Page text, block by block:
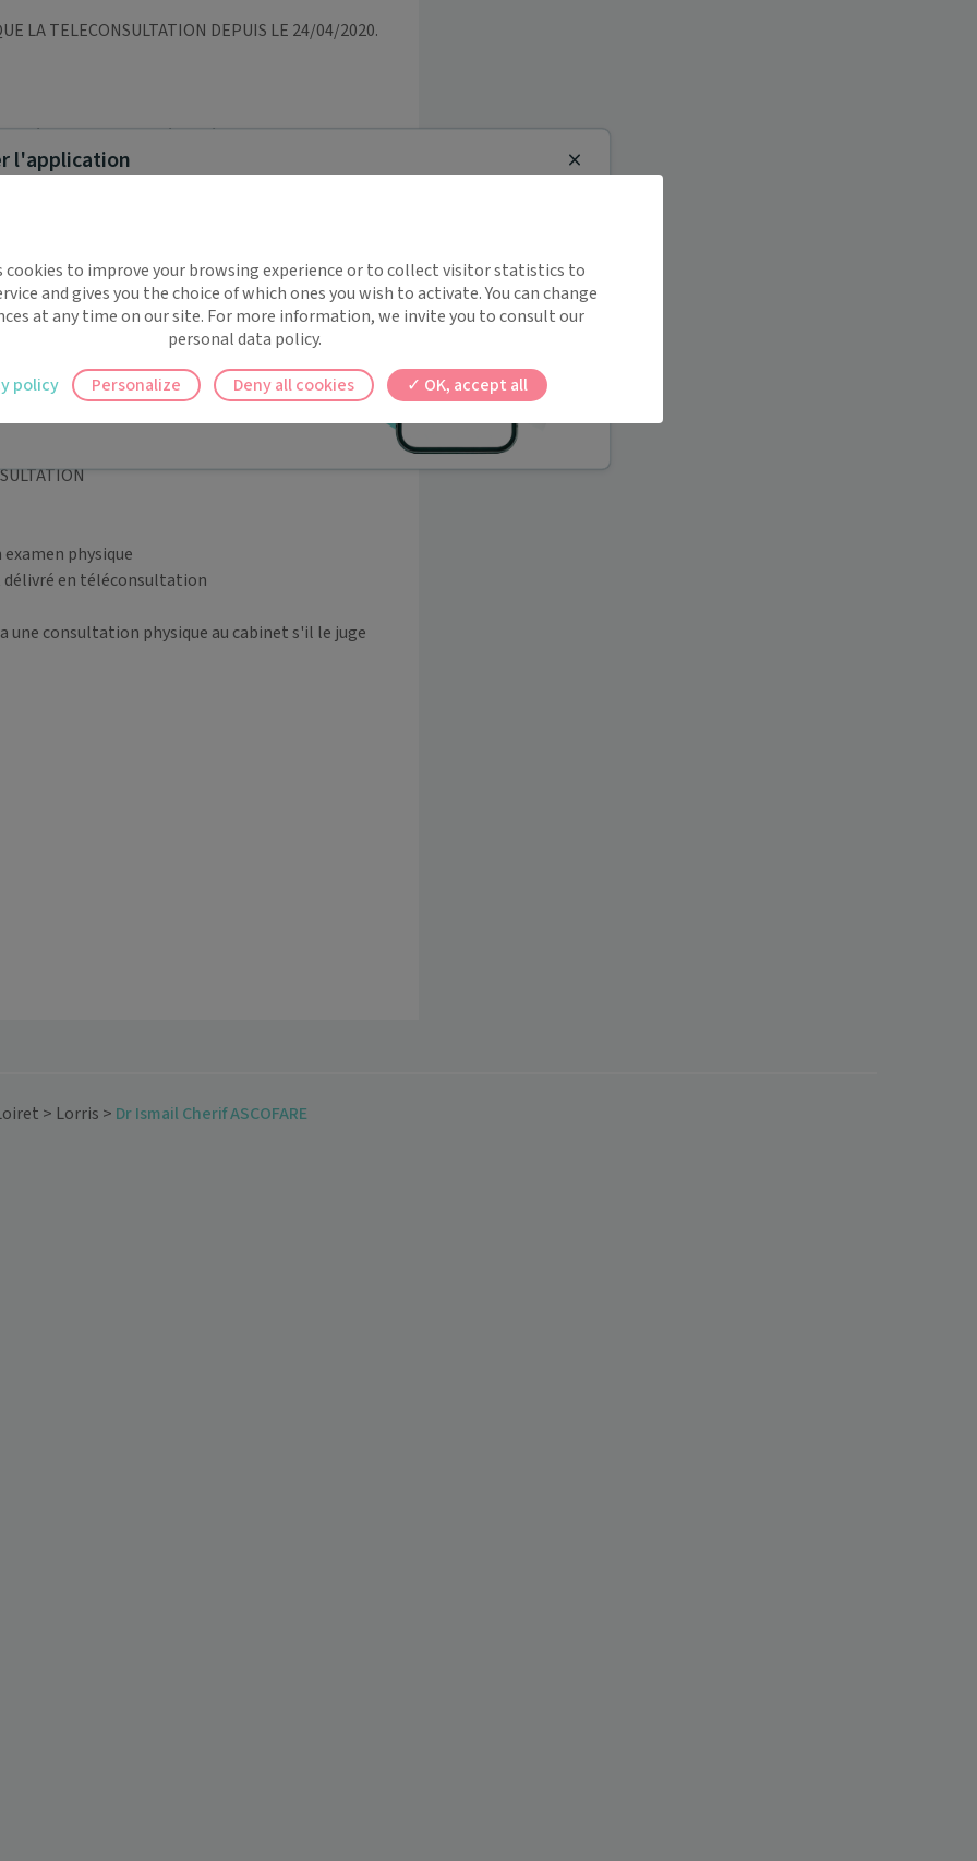
LA TELECONSULTATION DEPUIS LE 24/04/2020.
de façon sécurisée
au travail ou en vacances
format numérique que vous pouvez imprimer par la
les consultations physiques : 25 €
?
physique
physique
délivré en téléconsultation
une consultation physique au cabinet s'il le juge
> Lorris > Dr Ismail Cherif ASCOFARE
l'application
!
rappels automatiques pour ne plus rien
Close
cookies to improve your browsing experience or to collect visitor statistics to
and gives you the choice of which ones you wish to activate. You can change
at any time on our site. For more information, we invite you to consult our
personal data policy.
OK, accept all
Deny all cookies
Personalize
policy